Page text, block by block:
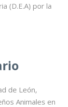
(D.E.A) por la
de León,
Animales en